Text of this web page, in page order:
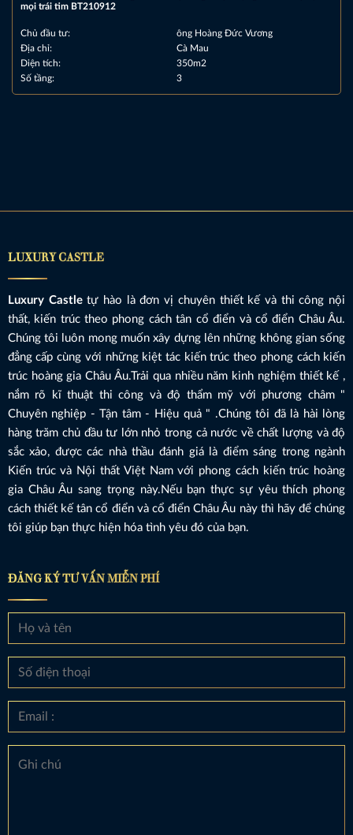
mọi trái tim BT210912
Chủ đầu tư:
ông Hoàng Đức Vương
Địa chỉ:
Cà Mau
Diện tích:
350m2
Số tầng:
3
LUXURY CASTLE
Luxury Castletự hào là đơn vị chuyên thiết kế và thi công nội
thất, kiến trúc theo phong cách tân cổ điển và cổ điển Châu Âu.
Chúng tôi luôn mong muốn xây dựng lên những không gian sống
đẳng cấp cùng với những kiệt tác kiến trúc theo phong cách kiến
trúc hoàng gia Châu Âu.Trải qua nhiều năm kinh nghiệm thiết kế ,
nắm rõ kĩ thuật thi công và độ thẩm mỹ với phương châm "
Chuyên nghiệp - Tận tâm - Hiệu quả " .Chúng tôi đã là hài lòng
hàng trăm chủ đầu tư lớn nhỏ trong cả nước về chất lượng và độ
sắc xảo, được các nhà thầu đánh giá là điểm sáng trong ngành
Kiến trúc và Nội thất Việt Nam với phong cách kiến trúc hoàng
gia Châu Âu sang trọng này.Nếu bạn thực sự yêu thích phong
cách thiết kế tân cổ điển và cổ điển Châu Âu này thì hãy để chúng
tôi giúp bạn thực hiện hóa tình yêu đó của bạn.
ĐĂNG KÝ TƯ VẤN MIỄN PHÍ